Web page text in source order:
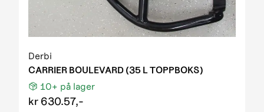
Derbi
CARRIER BOULEVARD (35 L TOPPBOKS)
10+ på lager
kr 630.57,-